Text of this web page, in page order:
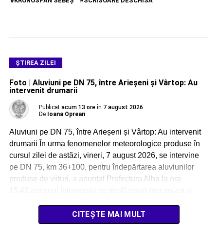
ŞTIREA ZILEI
Foto | Aluviuni pe DN 75, între Arieșeni și Vârtop: Au
intervenit drumarii
Publicat acum 13 ore în 7 august 2026
De Ioana Oprean
Aluviuni pe DN 75, între Arieșeni și Vârtop: Au intervenit
drumarii În urma fenomenelor meteorologice produse în
cursul zilei de astăzi, vineri, 7 august 2026, se intervine
pe DN 75, km 36+100, pentru îndepărtarea aluviunilor
produse de viituri, a anunțat Prefectura Alba la ora
CITEȘTE MAI MULT